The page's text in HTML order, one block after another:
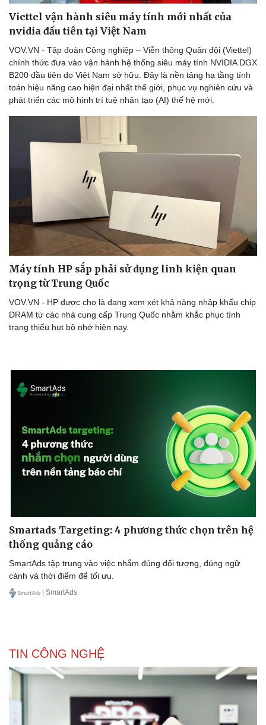
Doanh nghiệp
Thông tin doanh nghiệp
Doanh nghiệp 24h
Doanh nhân
Công nghệ
Sành điệu
Tin Công nghệ
Trải nghiệm
Viettel vận hành siêu máy tính mới nhất của
nvidia đầu tiên tại Việt Nam
VOV.VN - Tập đoàn Công nghiệp – Viễn thông Quân đội (Viettel)
chính thức đưa vào vận hành hệ thống siêu máy tính NVIDIA DGX
B200 đầu tiên do Việt Nam sở hữu. Đây là nền tảng hạ tầng tính
toán hiệu năng cao hiện đại nhất thế giới, phục vụ nghiên cứu và
phát triển các mô hình trí tuệ nhân tạo (AI) thế hệ mới.
Máy tính HP sắp phải sử dụng linh kiện quan
trọng từ Trung Quốc
VOV.VN - HP được cho là đang xem xét khả năng nhập khẩu chip
DRAM từ các nhà cung cấp Trung Quốc nhằm khắc phục tình
trạng thiếu hụt bộ nhớ hiện nay.
Smartads Targeting: 4 phương thức chọn trên hệ
thống quảng cáo
SmartAds tập trung vào việc nhắm đúng đối tượng, đúng ngữ
cảnh và thời điểm để tối ưu.
| SmartAds
TIN CÔNG NGHỆ